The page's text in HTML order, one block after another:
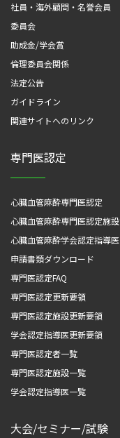
社員・海外顧問・名誉会員
委員会
助成金/学会賞
倫理委員会関係
法定公告
ガイドライン
関連サイトへのリンク
専門医認定
心臓血管麻酔専門医認定
心臓血管麻酔専門医認定施設
心臓血管麻酔学会認定指導医
申請書類ダウンロード
専門医認定FAQ
専門医認定更新要領
専門医認定施設更新要領
学会認定指導医更新要領
専門医認定者一覧
専門医認定施設一覧
学会認定指導医一覧
大会/セミナー/試験